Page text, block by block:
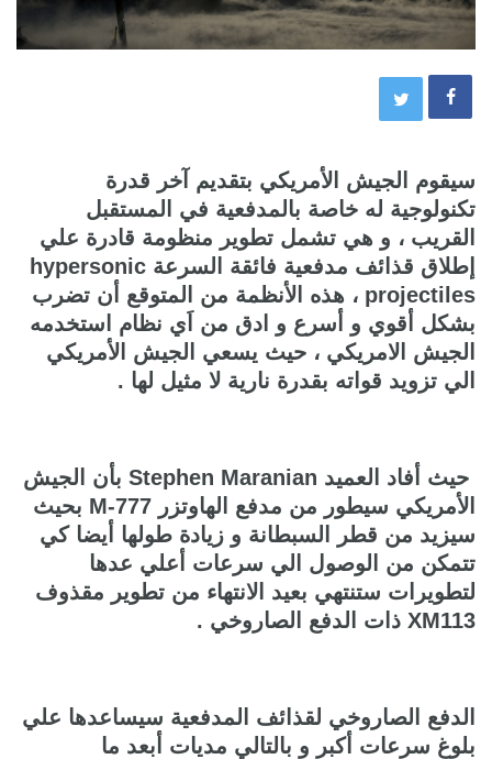
سيقوم الجيش الأمريكي بتقديم آخر قدرة
تكنولوجية له خاصة بالمدفعية في المستقبل
القريب ، و هي تشمل تطوير منظومة قادرة علي
إطلاق قذائف مدفعية فائقة السرعة hypersonic
projectiles ، هذه الأنظمة من المتوقع أن تضرب
بشكل أقوي و أسرع و ادق من اَي نظام استخدمه
الجيش الامريكي ، حيث يسعي الجيش الأمريكي
الي تزويد قواته بقدرة نارية لا مثيل لها .
حيث أفاد العميد Stephen Maranian بأن الجيش
الأمريكي سيطور من مدفع الهاوتزر M-777 بحيث
سيزيد من قطر السبطانة و زيادة طولها أيضا كي
تتمكن من الوصول الي سرعات أعلي عدها
لتطويرات ستنتهي بعيد الانتهاء من تطوير مقذوف
XM113 ذات الدفع الصاروخي .
الدفع الصاروخي لقذائف المدفعية سيساعدها علي
بلوغ سرعات أكبر و بالتالي مديات أبعد ما